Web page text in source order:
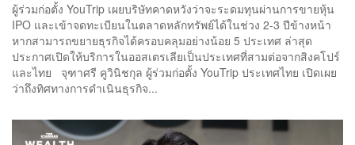
ผู้ร่วมก่อตั้ง YouTrip เผยบริษัทคาดหวังว่าจะระดมทุนผ่านการขายหุ้น
IPO และเข้าจดทะเบียนในตลาดหลักทรัพย์ได้ในช่วง 2-3 ปีข้างหน้า
หากสามารถขยายธุรกิจได้ครอบคลุมอย่างน้อย 5 ประเทศ ล่าสุด
ประกาศเปิดให้บริการในออสเตรเลียเป็นประเทศที่สามต่อจากสิงคโปร์
และไทย จุฑาศรี คูวินิชกุล ผู้ร่วมก่อตั้ง YouTrip ประเทศไทย เปิดเผย
ว่าถึงทิศทางการดำเนินธุรกิจ...